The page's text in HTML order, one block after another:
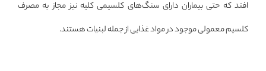
افتد که حتی بیماران دارای سنگ‌های کلسیمی کلیه نیز مجاز به مصرف
کلسیم معمولی موجود در مواد غذایی از جمله لبنیات هستند.